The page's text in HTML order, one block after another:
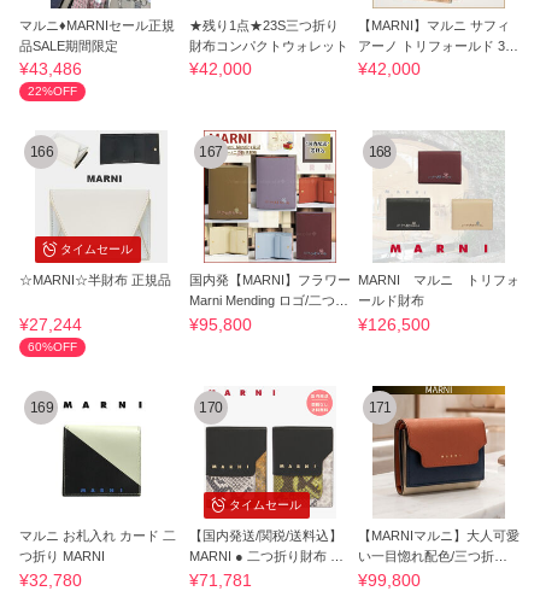
マルニ♦MARNIセール正規
品SALE期間限定
¥43,486
22%OFF
★残り1点★23S三つ折り
財布コンパクトウォレット
¥42,000
【MARNI】マルニ サフィ
アーノ トリフォールド 3つ
折り財布
¥42,000
タイムセール
166
☆MARNI☆半財布 正規品
¥27,244
60%OFF
167
国内発【MARNI】フラワー
Marni Mending ロゴ/二つ折
り財布
¥95,800
168
MARNI マルニ トリフォ
ールド財布
¥126,500
169
マルニ お札入れ カード 二
つ折り MARNI
¥32,780
タイムセール
170
【国内発送/関税/送料込】
MARNI ● 二つ折り財布 レ
ザー
¥71,781
171
【MARNIマルニ】大人可愛
い一目惚れ配色/三つ折り
ウォレット
¥99,800